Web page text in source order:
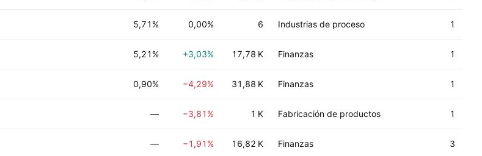
5,71% 0,00% 6 Industrias de proceso 1
5,21% +3,03% 17,78 K Finanzas 1
0,90% −4,29% 31,88 K Finanzas 1
— −3,81% 1 K Fabricación de productos 1
— −1,91% 16,82 K Finanzas 3